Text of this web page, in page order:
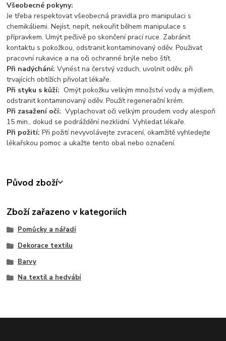
Všeobecné pokyny:
Je třeba respektovat všeobecná pravidla pro manipulaci s
chemikáliemi. Nejíst, nepít, nekouřit během manipulace s
přípravkem. Umýt pečlivě po skončení prací ruce. Zabránit
kontaktu s pokožkou, odstranit kontaminovaný oděv. Použivat
pracovní rukavice a na oči ochranné brýle nebo štít.
Při nadýchání:Vynést na čerstvý vzduch, uvolnit oděv, při
trvajících obtížích přivolat lékaře.
Při styku s kůží: Omýt pokožku velkým množství vody a mýdlem,
odstranit kontaminovaný oděv. Použít regenerační krém.
Při zasažení očí: Vyplachovat oči velkým proudem vody alespoň
15 min., dokud se podráždění nezklidní. Vyhledat lékaře.
Při požití: Při požití nevyvolávejte zvracení, okamžitě vyhledejte
lékařskou pomoc a ukažte tento obal nebo označení.
Původ zboží
Zboží zařazeno v kategoriích
Pomůcky a nářadí
Dekorace textilu
Barvy
Na textil a hedvábí